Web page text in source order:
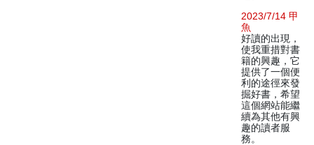
2023/7/14 甲
魚
好讀的出現，
使我重措對書
籍的興趣，它
提供了一個便
利的途徑來發
掘好書，希望
這個網站能繼
續為其他有興
趣的讀者服
務。